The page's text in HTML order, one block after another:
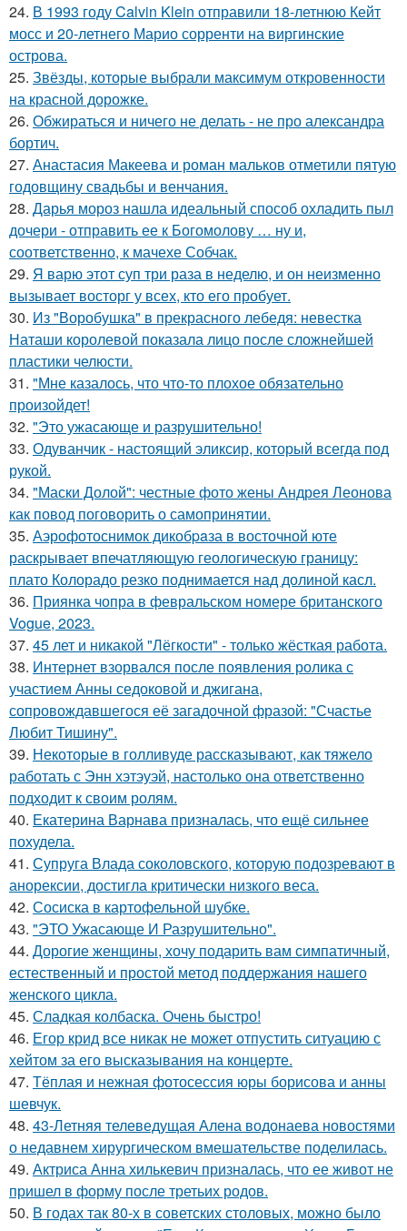
24. В 1993 году Calvin Klein отправили 18-летнюю Кейт
мосс и 20-летнего Марио сорренти на виргинские
острова.
25. Звёзды, которые выбрали максимум откровенности
на красной дорожке.
26. Обжираться и ничего не делать - не про александра
бортич.
27. Анастасия Макеева и роман мальков отметили пятую
годовщину свадьбы и венчания.
28. Дарья мороз нашла идеальный способ охладить пыл
дочери - отправить ее к Богомолову … ну и,
соответственно, к мачехе Собчак.
29. Я варю этот суп три раза в неделю, и он неизменно
вызывает восторг у всех, кто его пробует.
30. Из "Воробушка" в прекрасного лебедя: невестка
Наташи королевой показала лицо после сложнейшей
пластики челюсти.
31. "Мне казалось, что что-то плохое обязательно
произойдет!
32. "Это ужасающе и разрушительно!
33. Одуванчик - настоящий эликсир, который всегда под
рукой.
34. "Маски Долой": честные фото жены Андрея Леонова
как повод поговорить о самопринятии.
35. Аэрофотоснимок дикобpaза в восточной юте
раскрывает впечатляющую геологическую границу:
плато Колорадо резко поднимается над долиной касл.
36. Приянка чопра в февральском номере британского
Vogue, 2023.
37. 45 лет и никакой "Лёгкости" - только жёсткая работа.
38. Интернет взорвался после появления ролика с
участием Анны седоковой и джигана,
сопровождавшегося её загадочной фразой: "Счастье
Любит Тишину".
39. Некоторые в голливуде рассказывают, как тяжело
работать с Энн хэтэуэй, настолько она ответственно
подходит к своим ролям.
40. Екатерина Варнава призналась, что ещё сильнее
похудела.
41. Супруга Влада соколовского, которую подозревают в
анорексии, достигла критически низкого веса.
42. Сосиска в картофельной шубке.
43. "ЭТО Ужасающе И Разрушительно".
44. Дорогие женщины, хочу подарить вам симпатичный,
естественный и простой метод поддержания нашего
женского цикла.
45. Сладкая колбаска. Очень быстро!
46. Егор крид все никак не может отпустить ситуацию с
хейтом за его высказывания на концерте.
47. Тёплая и нежная фотосессия юры борисова и анны
шевчук.
48. 43-Летняя телеведущая Алена водонаева новостями
о недавнем хирургическом вмешательстве поделилась.
49. Актриса Анна хилькевич призналась, что ее живот не
пришел в форму после третьих родов.
50. В годах так 80-х в советских столовых, можно было